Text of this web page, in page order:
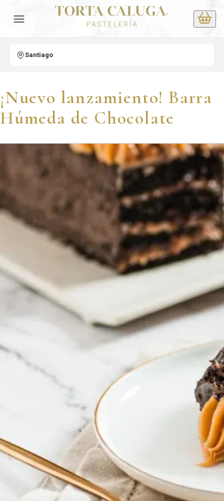
Santiago
¡Nuevo lanzamiento! Barra
Húmeda de Chocolate